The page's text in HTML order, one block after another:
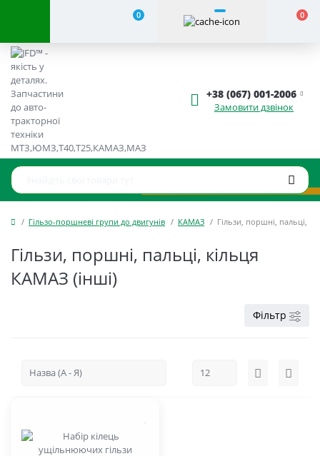
0 0
+38 (067) 001-2006
Замовити дзвінок
Гільзо-поршневі групи до двигунів КАМАЗ Гільзи, поршні, пальці,
Гільзи, поршні, пальці, кільця
КАМАЗ (інші)
Фільтр